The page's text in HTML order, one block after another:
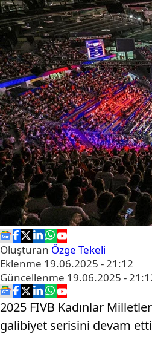
Oluşturan Özge Tekeli
Eklenme 19.06.2025 - 21:12
Güncellenme 19.06.2025 -
2025 FIVB Kadınlar
galibiyet serisini devam